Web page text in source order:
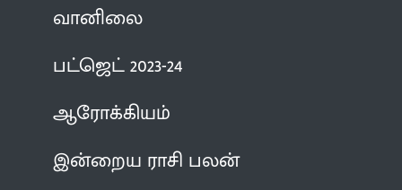
வானிலை
பட்ஜெட் 2023-24
ஆரோக்கியம்
இன்றைய ராசி பலன்